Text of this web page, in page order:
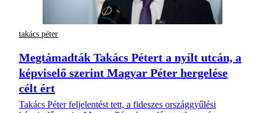
takács péter
Megtámadták Takács Pétert a nyílt utcán, a
képviselő szerint Magyar Péter hergelése
célt ért
Takács Péter feljelentést tett, a fideszes országgyűlési